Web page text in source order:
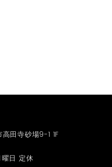
田寺砂場9-1 1F
日 定休